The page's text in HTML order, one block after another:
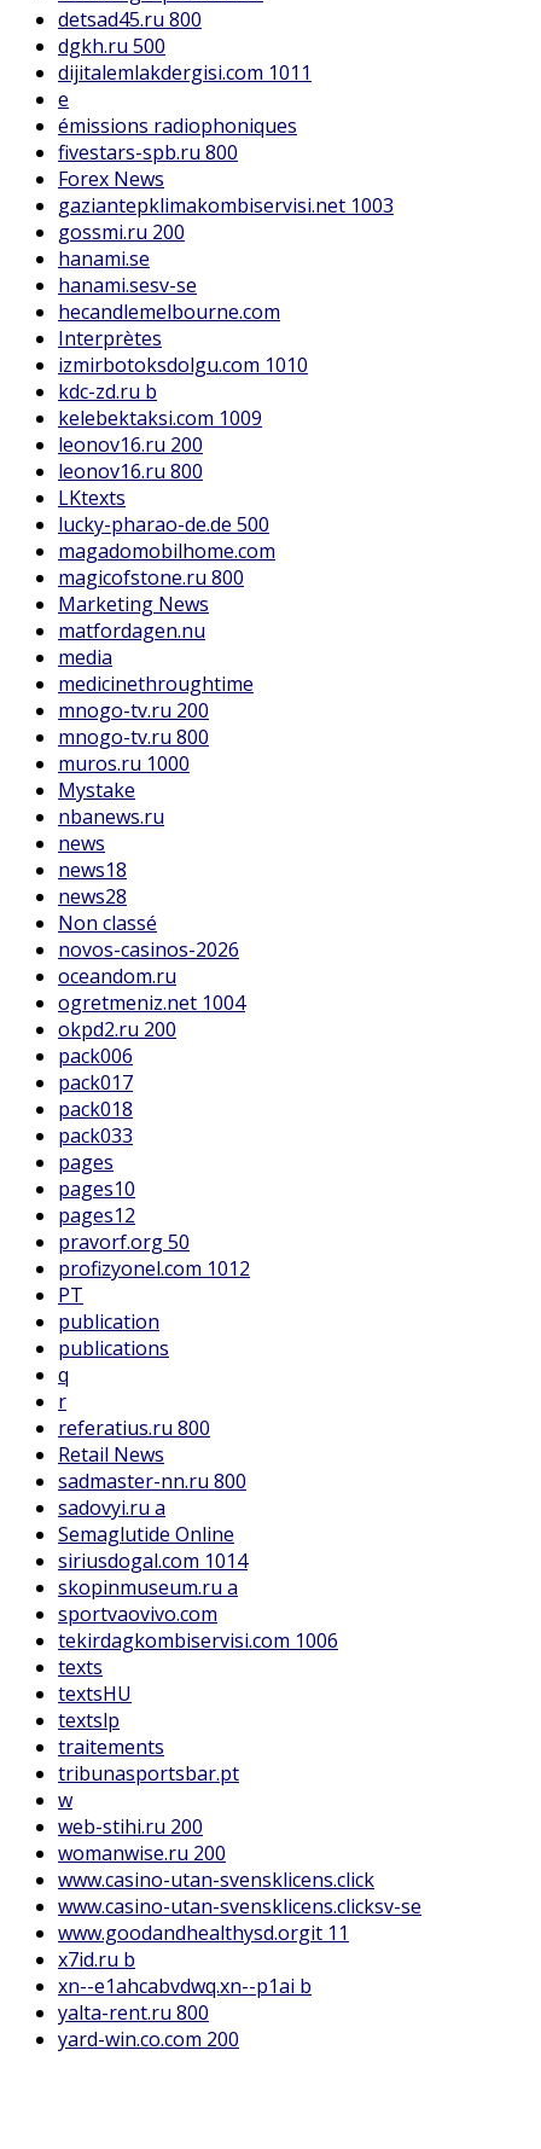
detsad45.ru 800
dgkh.ru 500
dijitalemlakdergisi.com 1011
e
émissions radiophoniques
fivestars-spb.ru 800
Forex News
gaziantepklimakombiservisi.net 1003
gossmi.ru 200
hanami.se
hanami.sesv-se
hecandlemelbourne.com
Interprètes
izmirbotoksdolgu.com 1010
kdc-zd.ru b
kelebektaksi.com 1009
leonov16.ru 200
leonov16.ru 800
LKtexts
lucky-pharao-de.de 500
magadomobilhome.com
magicofstone.ru 800
Marketing News
matfordagen.nu
media
medicinethroughtime
mnogo-tv.ru 200
mnogo-tv.ru 800
muros.ru 1000
Mystake
nbanews.ru
news
news18
news28
Non classé
novos-casinos-2026
oceandom.ru
ogretmeniz.net 1004
okpd2.ru 200
pack006
pack017
pack018
pack033
pages
pages10
pages12
pravorf.org 50
profizyonel.com 1012
PT
publication
publications
q
r
referatius.ru 800
Retail News
sadmaster-nn.ru 800
sadovyi.ru a
Semaglutide Online
siriusdogal.com 1014
skopinmuseum.ru a
sportvaovivo.com
tekirdagkombiservisi.com 1006
texts
textsHU
textslp
traitements
tribunasportsbar.pt
w
web-stihi.ru 200
womanwise.ru 200
www.casino-utan-svensklicens.click
www.casino-utan-svensklicens.clicksv-se
www.goodandhealthysd.orgit 11
x7id.ru b
xn--e1ahcabvdwq.xn--p1ai b
yalta-rent.ru 800
yard-win.co.com 200